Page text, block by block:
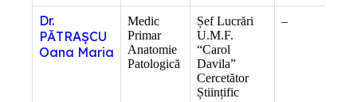
Dr.
PĂTRAȘCU
Oana Maria
Medic
Primar
Anatomie
Patologică
Șef Lucrări
U.M.F.
“Carol
Davila”
Cercetător
Științific
–